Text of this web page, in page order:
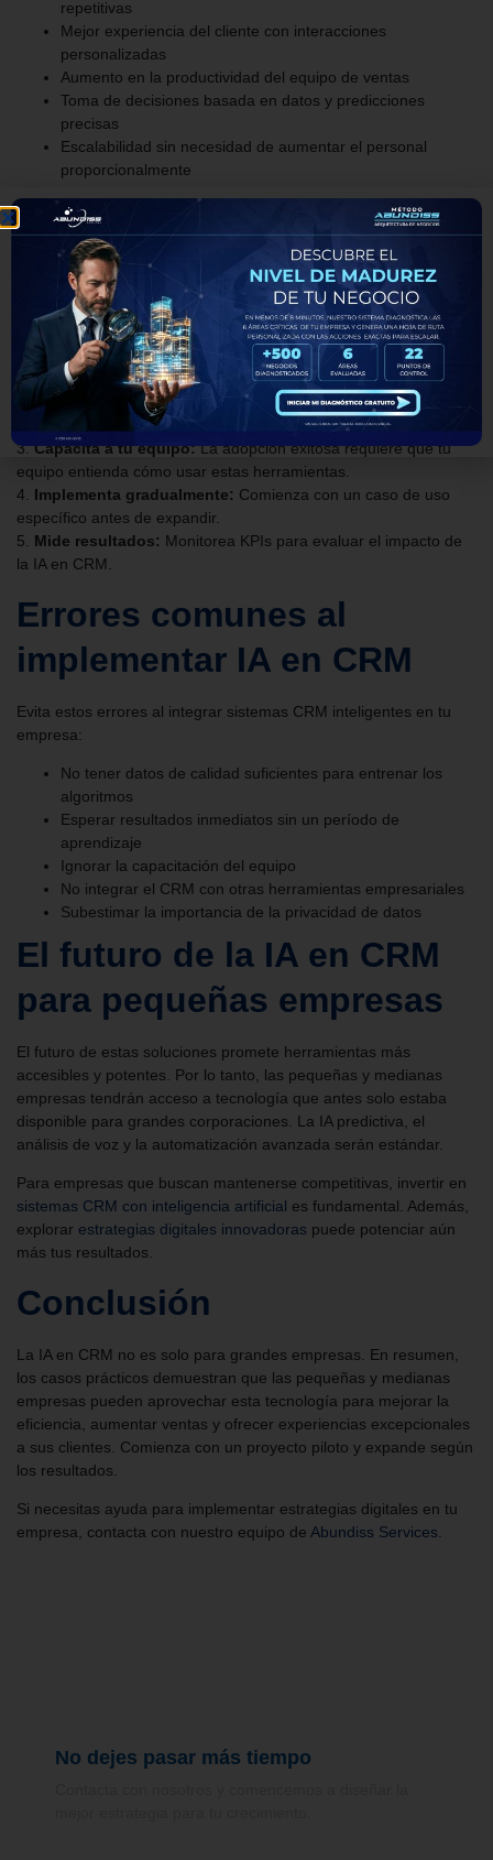
repetitivas
Mejor experiencia del cliente con interacciones
personalizadas
Aumento en la productividad del equipo de ventas
Toma de decisiones basada en datos y predicciones
precisas
Escalabilidad sin necesidad de aumentar el personal
proporcionalmente
Cómo empezar con IA en
CRM en tu PYME
Para integrar soluciones CRM con IA en tu pequeña o mediana
empresa, sigue estos pasos:
Evalúa tus necesidades:
Identifica qué procesos necesitan
automatización.
Elige la plataforma adecuada:
Plataformas como HubSpot,
Salesforce o Zoho ofrecen funciones de inteligencia artificial.
3.Capacita a tu equipo:La adopción exitosa requiere que tu
equipo entienda cómo usar estas herramientas.
4. Implementa gradualmente: Comienza con un caso de uso
específico antes de expandir.
5. Mide resultados: Monitorea KPIs para evaluar el impacto de
la IA en CRM.
Errores comunes al
implementar IA en CRM
Evita estos errores al integrar sistemas CRM inteligentes en tu
empresa:
No tener datos de calidad suficientes para entrenar los
algoritmos
Esperar resultados inmediatos sin un período de
aprendizaje
Ignorar la capacitación del equipo
No integrar el CRM con otras herramientas empresariales
Subestimar la importancia de la privacidad de datos
El futuro de la IA en CRM
para pequeñas empresas
El futuro de estas soluciones promete herramientas más
accesibles y potentes. Por lo tanto, las pequeñas y medianas
empresas tendrán acceso a tecnología que antes solo estaba
disponible para grandes corporaciones. La IA predictiva, el
análisis de voz y la automatización avanzada serán estándar.
Para empresas que buscan mantenerse competitivas, invertir en
sistemas CRM con inteligencia artificial es fundamental. Además,
explorar estrategias digitales innovadoras puede potenciar aún
más tus resultados.
Conclusión
La IA en CRM no es solo para grandes empresas. En resumen,
los casos prácticos demuestran que las pequeñas y medianas
empresas pueden aprovechar esta tecnología para mejorar la
eficiencia, aumentar ventas y ofrecer experiencias excepcionales
a sus clientes. Comienza con un proyecto piloto y expande según
los resultados.
Si necesitas ayuda para implementar estrategias digitales en tu
empresa, contacta con nuestro equipo de Abundiss Services
No dejes pasar más tiempo